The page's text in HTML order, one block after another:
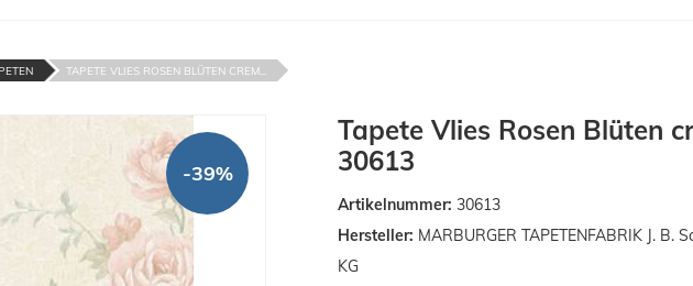
TAPETE VLIES ROSEN BLÜTEN CREM...
-39%
Tapete Vlies Rosen Blüten
30613
Artikelnummer: 30613
Hersteller: MARBURGER TAPETENFABRIK J. B.
KG